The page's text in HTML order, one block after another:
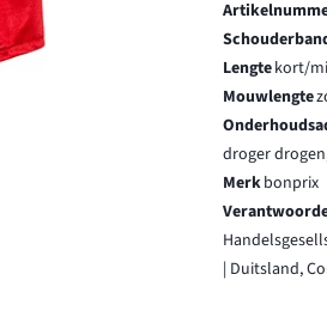
Lengtekort/
Mouwlengte
droger
Merkbonprix
| Duitsland,